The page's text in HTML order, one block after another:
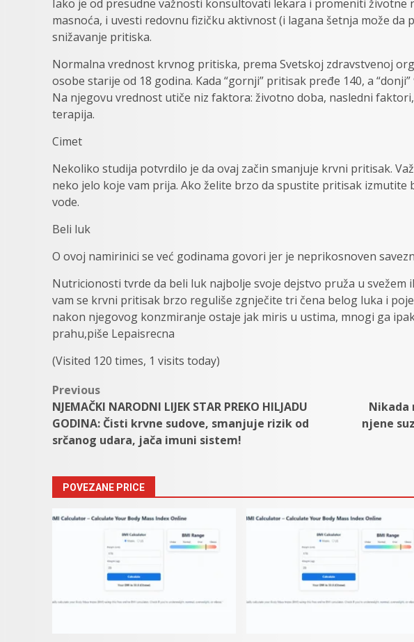
Iako je od presudne važnosti konsultovati lekara i promeniti životne
masnoća, i uvesti redovnu fizičku aktivnost (i lagana šetnja može
snižavanje pritiska.
Normalna vrednost krvnog pritiska, prema Svetskoj zdravstvenoj
osobe starije od 18 godina. Kada “gornji” pritisak pređe 140, a
Na njegovu vrednost utiče niz faktora: životno doba, nasledni
terapija.
Cimet
Nekoliko studija potvrdilo je da ovaj začin smanjuje krvni pritisak.
neko jelo koje vam prija. Ako želite brzo da spustite pritisak izmutite
vode.
Beli luk
O ovoj namirinici se već godinama govori jer je neprikosnoven
Nutricionosti tvrde da beli luk najbolje svoje dejstvo pruža u svežem
vam se krvni pritisak brzo reguliše zgnječite tri čena belog luka i
nakon njegovog konzmiranje ostaje jak miris u ustima, mnogi ga
prahu,piše Lepaisrecna
(Visited 120 times, 1 visits today)
Post
navigation
Previous
NJEMAČKI NARODNI LIJEK STAR PREKO HILJADU
GODINA: Čisti krvne sudove, smanjuje rizik od
srčanog udara, jača imuni sistem!
Nikada
njene
POVEZANE PRICE